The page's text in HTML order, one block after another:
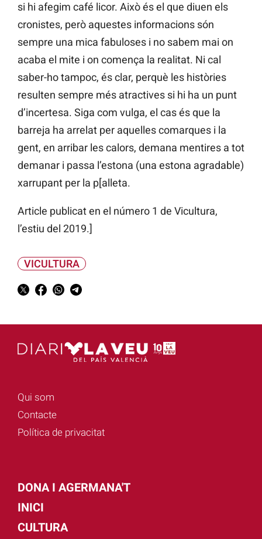
si hi afegim café licor. Això és el que diuen els
cronistes, però aquestes informacions són
sempre una mica fabuloses i no sabem mai on
acaba el mite i on comença la realitat. Ni cal
saber-ho tampoc, és clar, perquè les històries
resulten sempre més atractives si hi ha un punt
d’incertesa. Siga com vulga, el cas és que la
barreja ha arrelat per aquelles comarques i la
gent, en arribar les calors, demana mentires a tot
demanar i passa l’estona (una estona agradable)
xarrupant per la p[alleta.
Article publicat en el número 1 de Vicultura,
l’estiu del 2019.]
VICULTURA
Qui som
Contacte
Política de privacitat
DONA I AGERMANA'T
INICI
CULTURA